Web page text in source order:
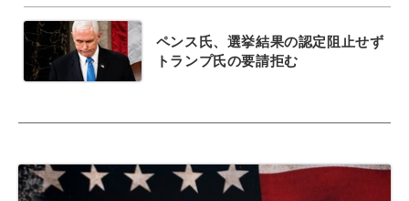
ペンス氏、選挙結果の認定阻止せず
トランプ氏の要請拒む